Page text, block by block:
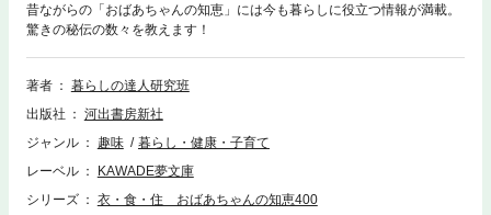
昔ながらの「おばあちゃんの知恵」には今も暮らしに役立つ情報が満載。
驚きの秘伝の数々を教えます！
著者
暮らしの達人研究班
出版社
河出書房新社
ジャンル
趣味
暮らし・健康・子育て
レーベル
KAWADE夢文庫
シリーズ
衣・食・住 おばあちゃんの知恵400